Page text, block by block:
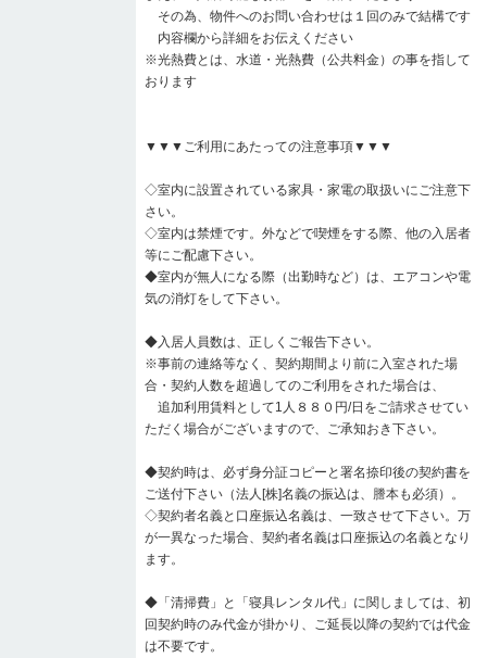
その為、物件へのお問い合わせは１回のみで結構です
内容欄から詳細をお伝えください
※光熱費とは、水道・光熱費（公共料金）の事を指して
おります
▼▼▼ご利用にあたっての注意事項▼▼▼
◇室内に設置されている家具・家電の取扱いにご注意下
さい。
◇室内は禁煙です。外などで喫煙をする際、他の入居者
等にご配慮下さい。
◆室内が無人になる際（出勤時など）は、エアコンや電
気の消灯をして下さい。
◆入居人員数は、正しくご報告下さい。
※事前の連絡等なく、契約期間より前に入室された場
合・契約人数を超過してのご利用をされた場合は、
追加利用賃料として1人８８０円/日をご請求させてい
ただく場合がございますので、ご承知おき下さい。
◆契約時は、必ず身分証コピーと署名捺印後の契約書を
ご送付下さい（法人[株]名義の振込は、謄本も必須）。
◇契約者名義と口座振込名義は、一致させて下さい。万
が一異なった場合、契約者名義は口座振込の名義となり
ます。
◆「清掃費」と「寝具レンタル代」に関しましては、初
回契約時のみ代金が掛かり、ご延長以降の契約では代金
は不要です。